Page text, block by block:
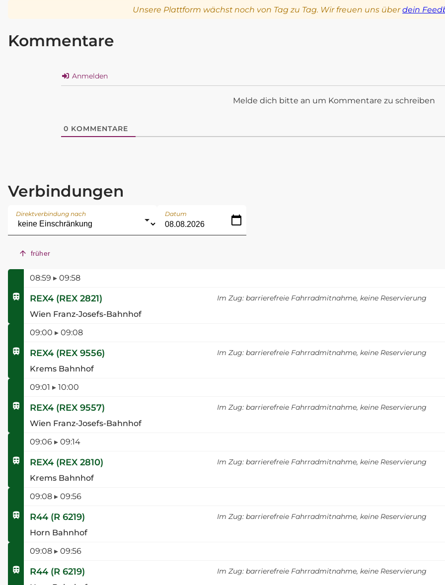
Unsere Plattform wächst noch von Tag zu Tag. Wir freuen uns überdein
Kommentare
Anmelden
Melde dich bitte an um Kommentare zu schreiben
0 KOMMENTARE
Verbindungen
Direktverbindung nach Datum
früher
08:59 ▸ 09:58
REX4 (REX 2821)
Wien Franz-Josefs-Bahnhof
Im Zug: barrierefreie Fahrradmitnahme, keine Reservierung
09:00 ▸ 09:08
REX4 (REX 9556)
Krems Bahnhof
Im Zug: barrierefreie Fahrradmitnahme, keine Reservierung
09:01 ▸ 10:00
REX4 (REX 9557)
Wien Franz-Josefs-Bahnhof
Im Zug: barrierefreie Fahrradmitnahme, keine Reservierung
09:06 ▸ 09:14
REX4 (REX 2810)
Krems Bahnhof
Im Zug: barrierefreie Fahrradmitnahme, keine Reservierung
09:08 ▸ 09:56
R44 (R 6219)
Horn Bahnhof
Im Zug: barrierefreie Fahrradmitnahme, keine Reservierung
09:08 ▸ 09:56
R44 (R 6219)
Im Zug: barrierefreie Fahrradmitnahme, keine Reservierung